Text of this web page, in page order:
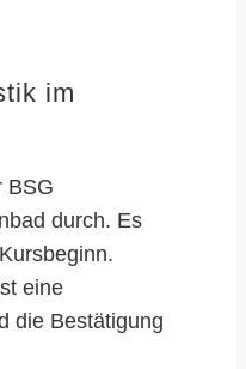
im
BSG
durch. Es
eine
die Bestätigung